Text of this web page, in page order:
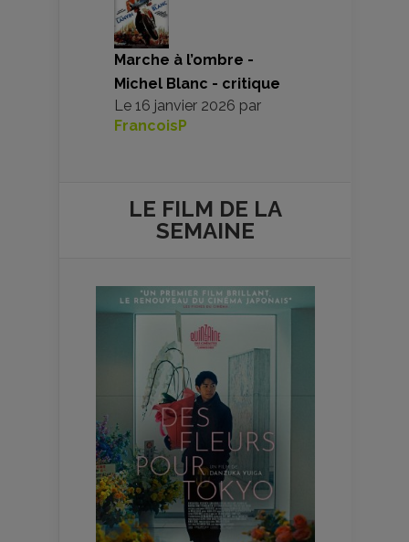
Marche à l’ombre -
Michel Blanc - critique
Le 16 janvier 2026 par
FrancoisP
LE FILM DE LA
SEMAINE